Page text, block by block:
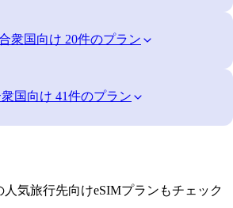
衆国向け 20件のプラン
国向け 41件のプラン
気旅行先向けeSIMプランもチェック